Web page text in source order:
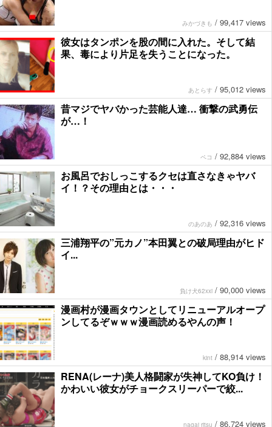
みかづきも / 99,417 views
彼女はタンポンを股の間に入れた。そして結
果、毒により片足を失うことになった。
あとらす / 95,012 views
昔マジでヤバかった芸能人達… 衝撃の武勇伝
が…！
ペコ / 92,884 views
お風呂でおしっこするクセは直さなきゃヤバ
イ！？その理由とは・・・
のあのあ / 92,316 views
三浦翔平の”元カノ”本田翼との破局理由がヒド
イ...
負け犬62xxi / 90,000 views
漫画村が漫画タウンとしてリニューアルオープ
ンしてるぞｗｗｗ漫画読めるやんの声！
kint / 88,914 views
RENA(レーナ)美人格闘家が失神してKO負け！
かわいい彼女がチョークスリーパーで絞...
nagai ritsu / 86,724 views